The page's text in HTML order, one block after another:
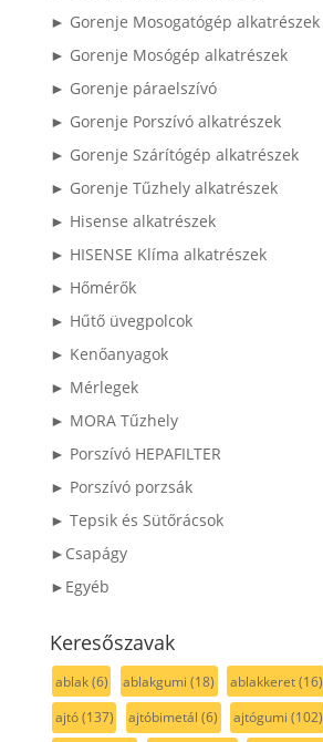
► Gorenje Mosogatógép alkatrészek
► Gorenje Mosógép alkatrészek
► Gorenje páraelszívó
► Gorenje Porszívó alkatrészek
► Gorenje Szárítógép alkatrészek
► Gorenje Tűzhely alkatrészek
► Hisense alkatrészek
► HISENSE Klíma alkatrészek
► Hőmérők
► Hűtő üvegpolcok
► Kenőanyagok
► Mérlegek
► MORA Tűzhely
► Porszívó HEPAFILTER
► Porszívó porzsák
► Tepsik és Sütőrácsok
►Csapágy
►Egyéb
Keresőszavak
ablak(6) ablakgumi (18) ablakkeret(16)
ajtó(137) ajtóbimetál (6) ajtógumi (102)